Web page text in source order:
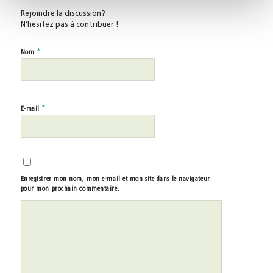
Rejoindre la discussion?
N’hésitez pas à contribuer !
Nom *
E-mail *
Enregistrer mon nom, mon e-mail et mon site dans le navigateur
pour mon prochain commentaire.